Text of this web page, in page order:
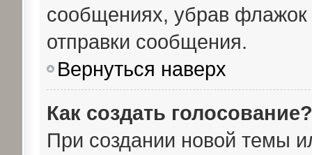
сообщениях, убрав
отправки сообщения.
Вернуться наверх
Как создать голосование?
При создании новой темы